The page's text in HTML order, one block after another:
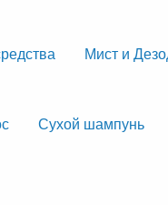
Мист и
Сухой шампунь